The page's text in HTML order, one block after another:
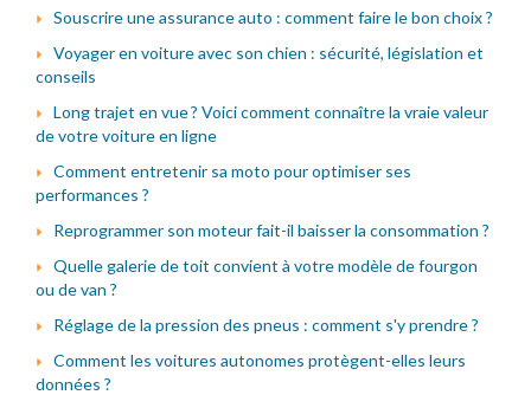
Souscrire une assurance auto : comment faire le bon choix ?
Voyager en voiture avec son chien : sécurité, législation et
conseils
Long trajet en vue ? Voici comment connaître la vraie valeur
de votre voiture en ligne
Comment entretenir sa moto pour optimiser ses
performances ?
Reprogrammer son moteur fait-il baisser la consommation ?
Quelle galerie de toit convient à votre modèle de fourgon
ou de van ?
Réglage de la pression des pneus : comment s'y prendre ?
Comment les voitures autonomes protègent-elles leurs
données ?